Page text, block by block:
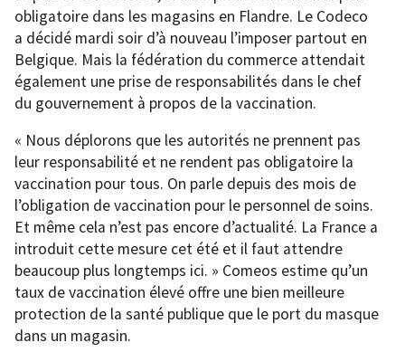
obligatoire dans les magasins en Flandre. Le Codeco
a décidé mardi soir d’à nouveau l’imposer partout en
Belgique. Mais la fédération du commerce attendait
également une prise de responsabilités dans le chef
du gouvernement à propos de la vaccination.
« Nous déplorons que les autorités ne prennent pas
leur responsabilité et ne rendent pas obligatoire la
vaccination pour tous. On parle depuis des mois de
l’obligation de vaccination pour le personnel de soins.
Et même cela n’est pas encore d’actualité. La France a
introduit cette mesure cet été et il faut attendre
beaucoup plus longtemps ici. » Comeos estime qu’un
taux de vaccination élevé offre une bien meilleure
protection de la santé publique que le port du masque
dans un magasin.